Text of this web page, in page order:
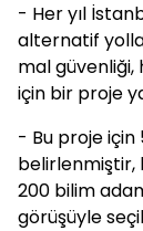
- Her yıl
alternatif
mal güvenliği,
için bir proje
- Bu proje
belirlenmiştir,
200 bilim
görüşüyle